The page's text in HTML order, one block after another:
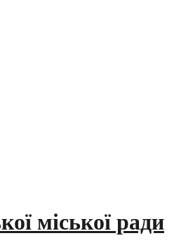
міської ради